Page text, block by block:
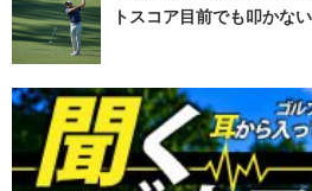
トスコア目前でも叩かな